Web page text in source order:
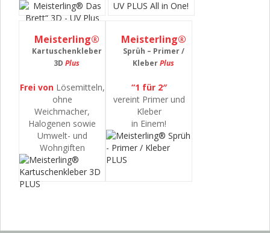
Meisterling®
Kartuschenkleber
3D Plus
Frei von Lösemitteln,
ohne
Weichmacher,
Halogenen sowie
Umwelt- und
Wohngiften
Meisterling®
Sprüh – Primer /
KleberPlus
“1 für 2″
vereint Primer und
Kleber
in Einem!